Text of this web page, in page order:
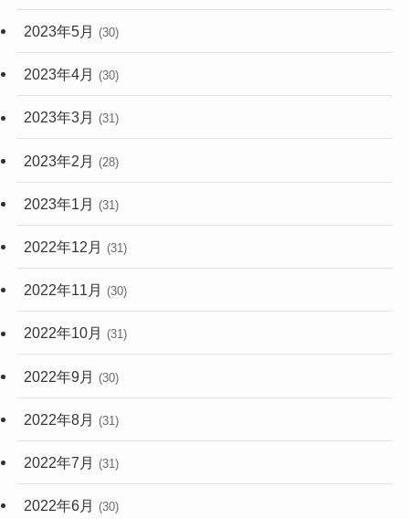
2023年5月 (30)
2023年4月 (30)
2023年3月 (31)
2023年2月 (28)
2023年1月 (31)
2022年12月 (31)
2022年11月 (30)
2022年10月 (31)
2022年9月 (30)
2022年8月 (31)
2022年7月 (31)
2022年6月 (30)